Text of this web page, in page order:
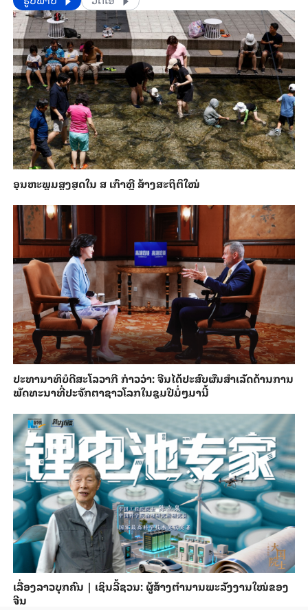
ອຸນ​ຫະ​ພູມ​ສູງ​ສຸດ​​ໃນ ສ ເກົາຫຼີ ສ້າງ​ສະ​ຖິ​ຕິ​ໃໝ່
ປະ​ທາ​ນາ​ທິ​ບໍ​ດີ​ສະ​ໂລ​ວາ​ກີ ກ່າວ​ວ່າ: ຈີນ​ໄດ້​ປະ​ສົບ​ຜົ​ນ​ສຳ​ເລັດ​ດ້ານ​ການ​
ພັດ​ທະ​ນາ​ທີ່​ປະ​ຈັກ​ຕາ​ຊາວ​ໂລກ​ໃນ​ຊຸມ​ປີ​ມໍ່ໆ​ມາ​ນີ້
ເລື່ອງລາວບຸກຄົນ | ເຊິນລີ້ຊວນ: ຜູ້ສ້າງຕຳນານພະລັງງານໃໝ່ຂອງ
ຈີນ